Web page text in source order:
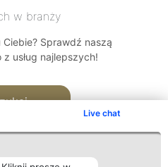
Live chat
w branży
Sprawdź naszą
usług najlepszych!